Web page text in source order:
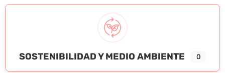
SOSTENIBILIDAD Y MEDIO AMBIENTE 0